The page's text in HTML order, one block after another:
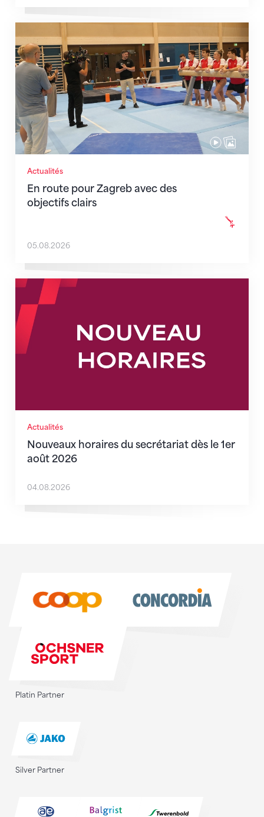
Actualités
En route pour Zagreb avec des
objectifs clairs
En route pour Zagreb avec des objectifs clairs
05.08.2026
Actualités
Nouveaux horaires du secrétariat dès le 1er
août 2026
Nouveaux horaires du secrétariat dès le 1er août
04.08.2026
Platin Partner
Silver Partner